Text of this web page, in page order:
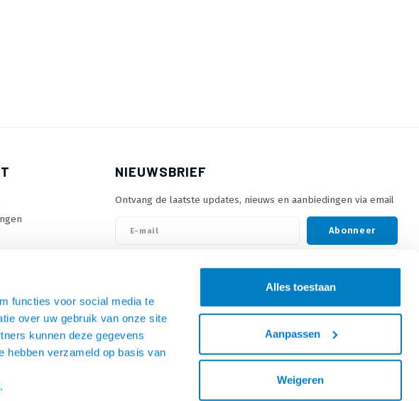
functies voor social media te
over uw gebruik van onze site
kunnen deze gegevens
hebben verzameld op basis van
Alles toestaan
Aanpassen
Weigeren
NIEUWSBRIEF
Ontvang de laatste updates, nieuws en aanbiedingen via email
Abonneer